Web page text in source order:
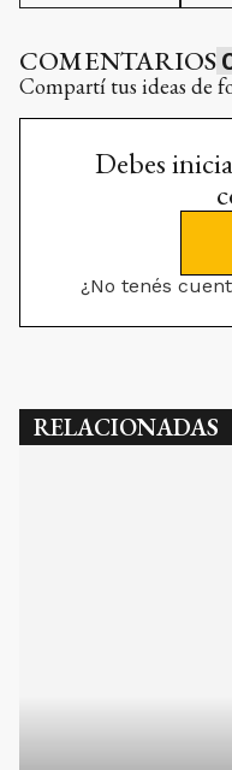
COMENTARIOS
Compartí tus ideas de
Debes
¿No tenés
RELACIONADAS